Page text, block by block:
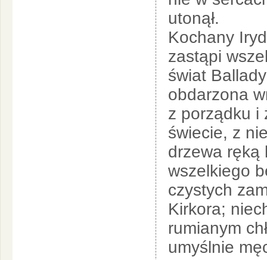
utonął.
Kochany
zastąpi
świat
obdarzona
z porządku i
świecie, z
drzewa ręką
wszelkiego
czystych
Kirkora;
rumianym
umyślnie